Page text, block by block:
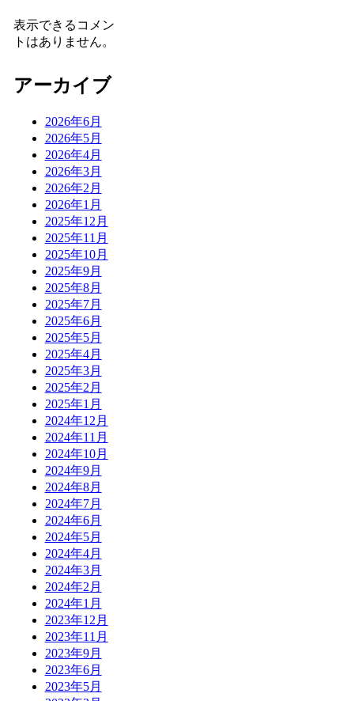
表示できるコメン
トはありません。
アーカイブ
2026年6月
2026年5月
2026年4月
2026年3月
2026年2月
2026年1月
2025年12月
2025年11月
2025年10月
2025年9月
2025年8月
2025年7月
2025年6月
2025年5月
2025年4月
2025年3月
2025年2月
2025年1月
2024年12月
2024年11月
2024年10月
2024年9月
2024年8月
2024年7月
2024年6月
2024年5月
2024年4月
2024年3月
2024年2月
2024年1月
2023年12月
2023年11月
2023年9月
2023年6月
2023年5月